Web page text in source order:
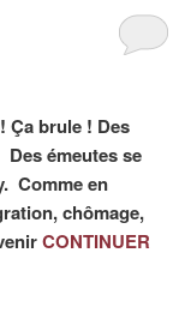
Ça brule ! Des
émeutes se
Comme en
chômage,
CONTINUER